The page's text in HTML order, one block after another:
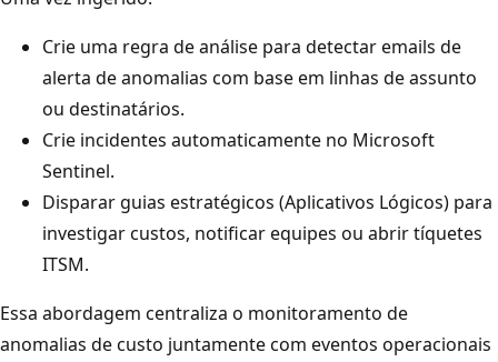
Crie uma regra de análise para detectar emails de
alerta de anomalias com base em linhas de assunto
ou destinatários.
Crie incidentes automaticamente no Microsoft
Sentinel.
Disparar guias estratégicos (Aplicativos Lógicos) para
investigar custos, notificar equipes ou abrir tíquetes
ITSM.
Essa abordagem centraliza o monitoramento de
anomalias de custo juntamente com eventos operacionais